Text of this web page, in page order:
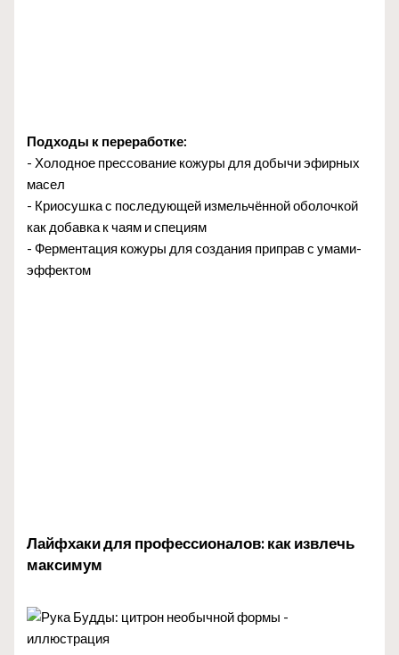
Подходы к переработке:
- Холодное прессование кожуры для добычи эфирных
масел
- Криосушка с последующей измельчённой оболочкой
как добавка к чаям и специям
- Ферментация кожуры для создания приправ с умами-
эффектом
Лайфхаки для профессионалов: как извлечь
максимум